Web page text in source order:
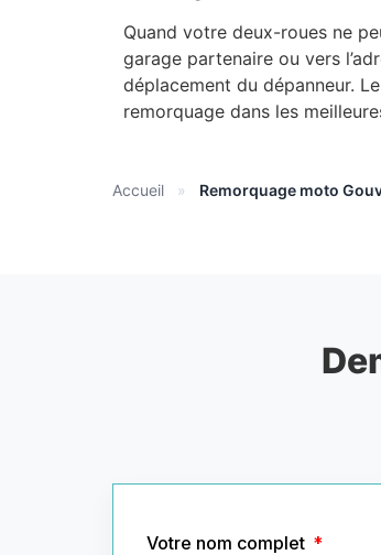
Quand votre deux-roues ne
garage partenaire ou vers
déplacement du dépanneur.
remorquage dans les
Accueil » Remorquage moto
Votre nom complet